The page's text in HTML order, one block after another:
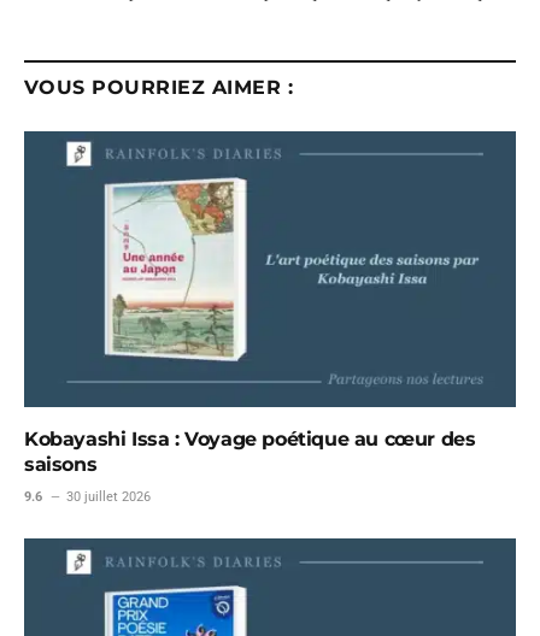
VOUS POURRIEZ AIMER :
Kobayashi Issa : Voyage poétique au cœur des
saisons
9.6 30 juillet 2026